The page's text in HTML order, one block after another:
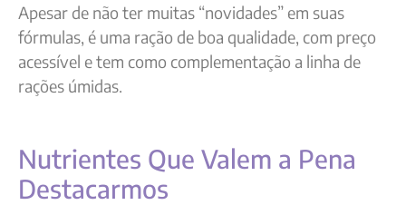
Apesar de não ter muitas “novidades” em suas
fórmulas, é uma ração de boa qualidade, com preço
acessível e tem como complementação a linha de
rações úmidas.
Nutrientes Que Valem a Pena
Destacarmos